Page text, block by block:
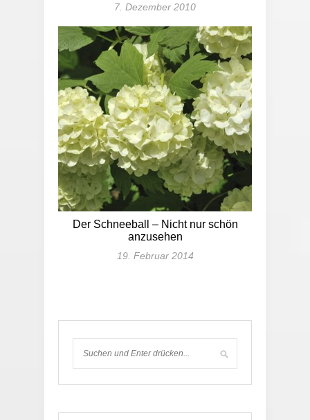
7. Dezember 2010
Der Schneeball – Nicht nur schön
anzusehen
19. Februar 2014